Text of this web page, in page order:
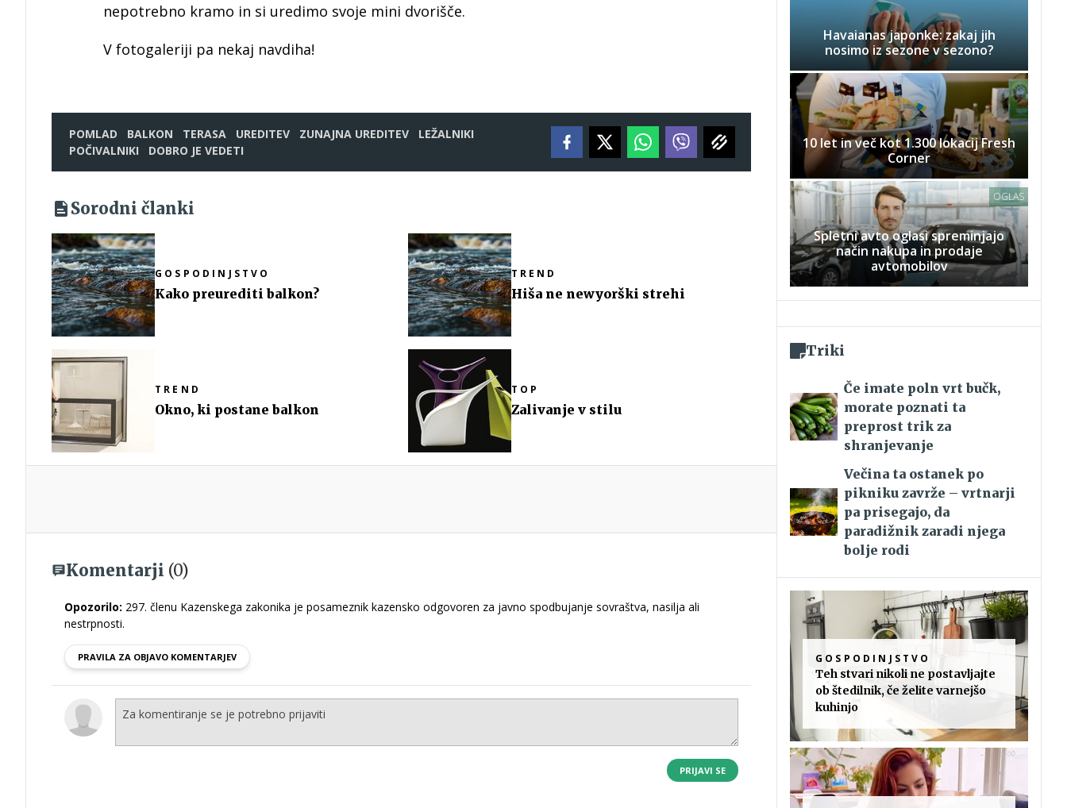
nepotrebno kramo in si uredimo svoje mini dvorišče.
V fotogaleriji pa nekaj navdiha!
POMLAD BALKON TERASA UREDITEV ZUNAJNA UREDITEV
LEŽALNIKI
POČIVALNIKI
DOBRO JE VEDETI
Sorodni članki
GOSPODINJSTVO
Kako preurediti balkon?
TREND
Hiša ne newyorški strehi
TREND
Okno, ki postane balkon
TOP
Zalivanje v stilu
Komentarji (0)
Opozorilo: 297. členu Kazenskega zakonika je posameznik kazensko odgovoren za javno spodbujanje sovraštva, nasilja ali
nestrpnosti.
PRAVILA ZA OBJAVO KOMENTARJEV
PRIJAVI SE
Havaianas japonke: zakaj jih
nosimo iz sezone v sezono?
10 let in več kot 1.300 lokacij Fresh
Corner
OGLAS
Spletni avto oglasi spreminjajo
način nakupa in prodaje
avtomobilov
Triki
Če imate poln vrt bučk,
morate poznati ta
preprost trik za
shranjevanje
Večina ta ostanek po
pikniku zavrže – vrtnarji
pa prisegajo, da
paradižnik zaradi njega
bolje rodi
GOSPODINJSTVO
Teh stvari nikoli ne postavljajte
ob štedilnik, če želite varnejšo
kuhinjo